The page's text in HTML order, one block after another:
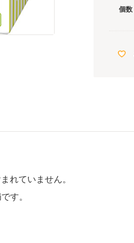
個数
れていません。
す。